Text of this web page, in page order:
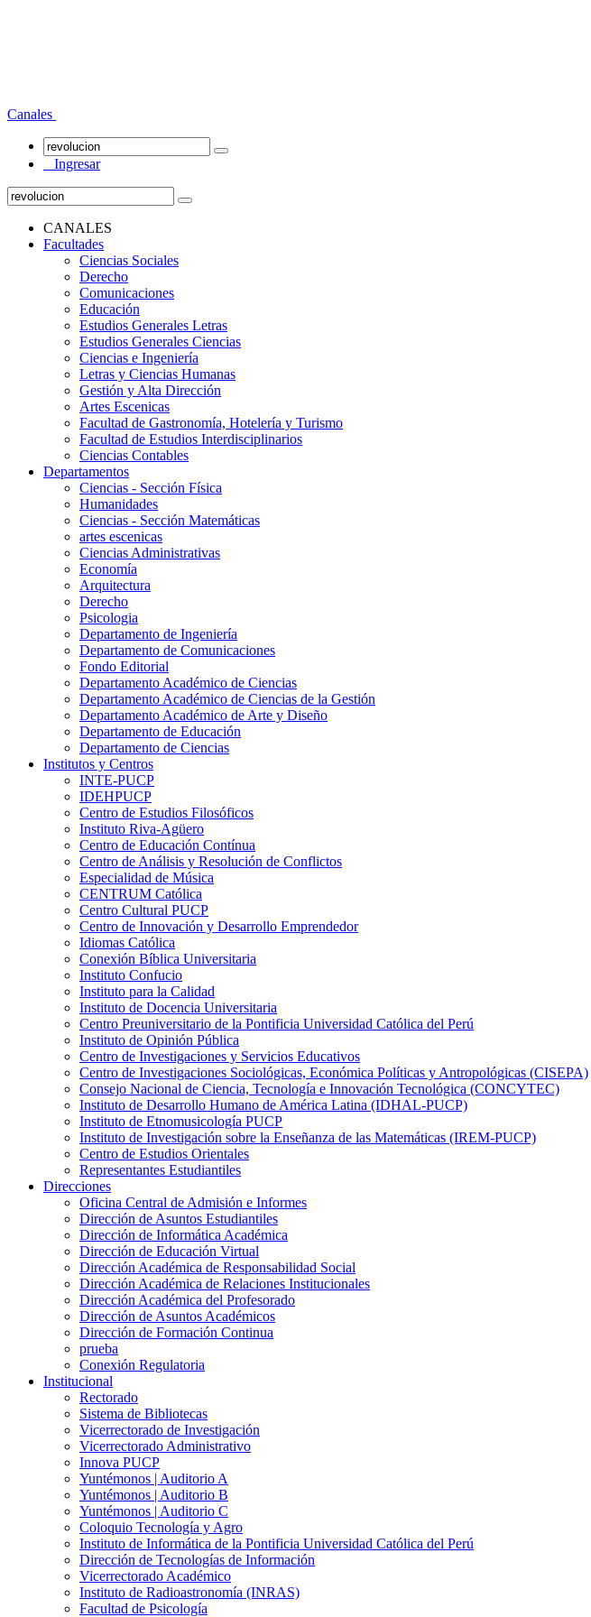
Canales
Ingresar
CANALES
Facultades
Ciencias Sociales
Derecho
Comunicaciones
Educación
Estudios Generales Letras
Estudios Generales Ciencias
Ciencias e Ingeniería
Letras y Ciencias Humanas
Gestión y Alta Dirección
Artes Escenicas
Facultad de Gastronomía, Hotelería y Turismo
Facultad de Estudios Interdisciplinarios
Ciencias Contables
Departamentos
Ciencias - Sección Física
Humanidades
Ciencias - Sección Matemáticas
artes escenicas
Ciencias Administrativas
Economía
Arquitectura
Derecho
Psicologia
Departamento de Ingeniería
Departamento de Comunicaciones
Fondo Editorial
Departamento Académico de Ciencias
Departamento Académico de Ciencias de la Gestión
Departamento Académico de Arte y Diseño
Departamento de Educación
Departamento de Ciencias
Institutos y Centros
INTE-PUCP
IDEHPUCP
Centro de Estudios Filosóficos
Instituto Riva-Agüero
Centro de Educación Contínua
Centro de Análisis y Resolución de Conflictos
Especialidad de Música
CENTRUM Católica
Centro Cultural PUCP
Centro de Innovación y Desarrollo Emprendedor
Idiomas Católica
Conexión Bíblica Universitaria
Instituto Confucio
Instituto para la Calidad
Instituto de Docencia Universitaria
Centro Preuniversitario de la Pontificia Universidad Católica del Perú
Instituto de Opinión Pública
Centro de Investigaciones y Servicios Educativos
Centro de Investigaciones Sociológicas, Económica Políticas y Antropológicas (CISEPA)
Consejo Nacional de Ciencia, Tecnología e Innovación Tecnológica (CONCYTEC)
Instituto de Desarrollo Humano de América Latina (IDHAL-PUCP)
Instituto de Etnomusicología PUCP
Instituto de Investigación sobre la Enseñanza de las Matemáticas (IREM-PUCP)
Centro de Estudios Orientales
Representantes Estudiantiles
Direcciones
Oficina Central de Admisión e Informes
Dirección de Asuntos Estudiantiles
Dirección de Informática Académica
Dirección de Educación Virtual
Dirección Académica de Responsabilidad Social
Dirección Académica de Relaciones Institucionales
Dirección Académica del Profesorado
Dirección de Asuntos Académicos
Dirección de Formación Continua
prueba
Conexión Regulatoria
Institucional
Rectorado
Sistema de Bibliotecas
Vicerrectorado de Investigación
Vicerrectorado Administrativo
Innova PUCP
Yuntémonos | Auditorio A
Yuntémonos | Auditorio B
Yuntémonos | Auditorio C
Coloquio Tecnología y Agro
Instituto de Informática de la Pontificia Universidad Católica del Perú
Dirección de Tecnologías de Información
Vicerrectorado Académico
Instituto de Radioastronomía (INRAS)
Facultad de Psicología